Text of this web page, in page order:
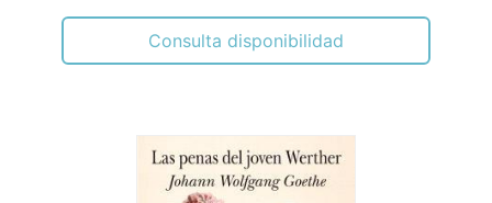
Consulta disponibilidad